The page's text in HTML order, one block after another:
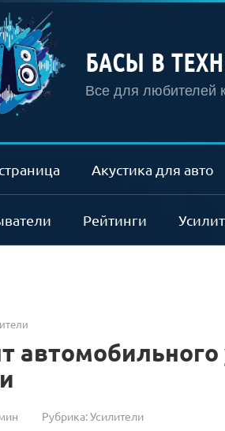
БАСЫ В
Все для любителей
Акустика для авто
Рейтинги
Рубрика:Усилители